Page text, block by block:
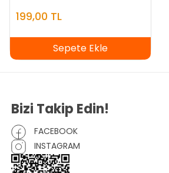
199,00 TL
Sepete Ekle
Bizi Takip Edin!
FACEBOOK
INSTAGRAM